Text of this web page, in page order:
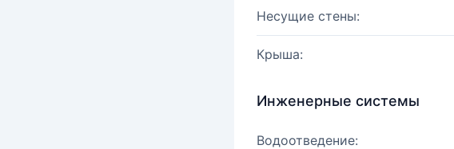
Несущие стены:
Крыша:
Инженерные системы
Водоотведение: